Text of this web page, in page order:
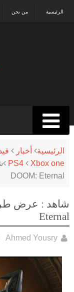
من نحن الرئيسية
الرئيسية أخبار
PS4
Xbox one
DOOM: Eternal
Eternal
Ahmed Yousry